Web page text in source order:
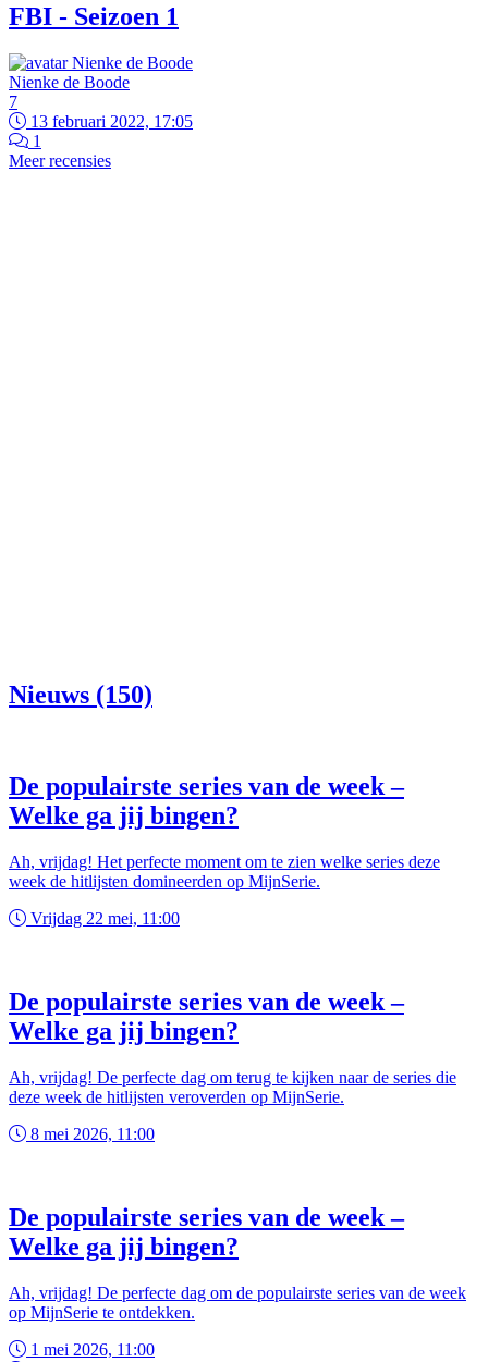
FBI - Seizoen 1
Nienke de Boode
7
13 februari 2022, 17:05
1
Meer recensies
Nieuws (150)
De populairste series van de week –
Welke ga jij bingen?
Ah, vrijdag! Het perfecte moment om te zien welke series deze
week de hitlijsten domineerden op MijnSerie.
Vrijdag 22 mei, 11:00
De populairste series van de week –
Welke ga jij bingen?
Ah, vrijdag! De perfecte dag om terug te kijken naar de series die
deze week de hitlijsten veroverden op MijnSerie.
8 mei 2026, 11:00
De populairste series van de week –
Welke ga jij bingen?
Ah, vrijdag! De perfecte dag om de populairste series van de week
op MijnSerie te ontdekken.
1 mei 2026, 11:00